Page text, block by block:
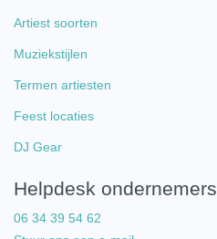
Artiest soorten
Muziekstijlen
Termen artiesten
Feest locaties
DJ Gear
Helpdesk ondernemers
06 34 39 54 62